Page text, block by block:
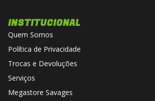
INSTITUCIONAL
Quem Somos
Política de Privacidade
Trocas e Devoluções
Serviços
Megastore Savages